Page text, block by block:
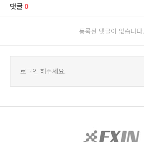
댓글 0
등록된 댓글이 없습니다.
로그인 해주세요.